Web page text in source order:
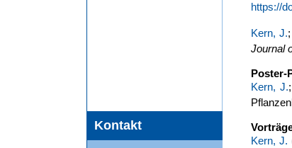
Kontakt
https://
Kern, J.
Journal
Poster-
Kern, J.;
Kern, J.